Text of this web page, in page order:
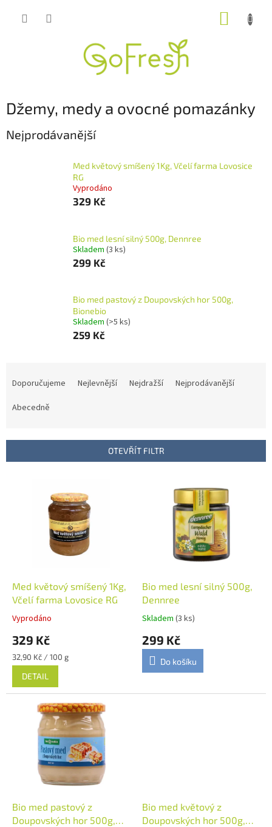
Džemy, medy a ovocné pomazánky
Nejprodávanější
Med květový smíšený 1Kg, Včelí farma Lovosice
RG
Vyprodáno
329 Kč
Bio med lesní silný 500g, Dennree
Skladem (3 ks)
299 Kč
Bio med pastový z Doupovských hor 500g,
Bionebio
Skladem (>5 ks)
259 Kč
r
Doporučujeme Nejlevnější Nejdražší
Nejprodávanější
Abecedně
OTEVŘÍT FILTR
Med květový smíšený 1Kg,
Včelí farma Lovosice RG
Vyprodáno
329 Kč
Měrná
cena:
32,90 Kč / 100 g
DETAIL
Bio med lesní silný 500g,
Dennree
Skladem (3 ks)
299 Kč
Do košíku
Bio med pastový z
Doupovských hor 500g,
Bio med květový z
Doupovských hor 500g,